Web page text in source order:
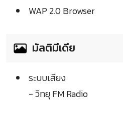
WAP 2.0 Browser
มัลติมีเดีย
ระบบเสียง
- วิทยุ FM Radio